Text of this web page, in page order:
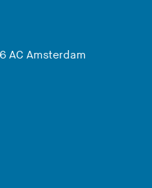
AC Amsterdam